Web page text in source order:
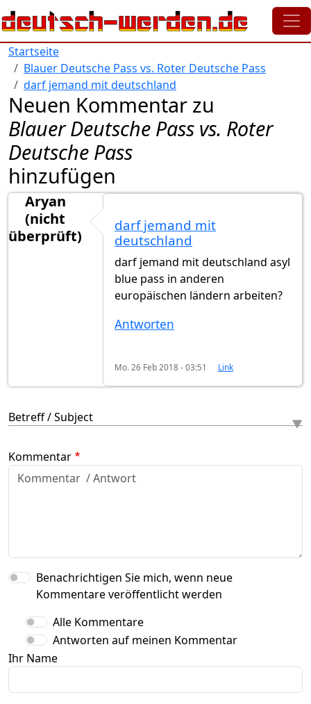
Direkt zum Inhalt
Startseite
Blauer Deutsche Pass vs. Roter Deutsche Pass
darf jemand mit deutschland
Neuen Kommentar zu
Blauer Deutsche Pass vs. Roter
Deutsche Pass
hinzufügen
Aryan
(nicht
überprüft)
darf jemand mit
deutschland
darf jemand mit deutschland asyl
blue pass in anderen
europäischen ländern arbeiten?
Antworten
Mo. 26 Feb 2018 - 03:51 Link
Betreff / Subject
Kommentar
Benachrichtigen Sie mich, wenn neue
Kommentare veröffentlicht werden
Alle Kommentare
Antworten auf meinen Kommentar
Ihr Name